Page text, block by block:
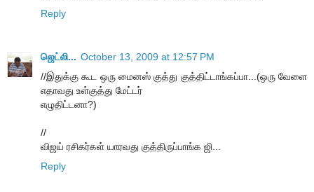
Reply
ஜெட்லி... October 13, 2009 at 12:57 PM
//இதுக்கு கூட ஒரு மைனஸ் குத்து குத்திட்டாங்கப்பா...(ஒரு வேளை
எதாவது உள்குத்து மேட்டர்
எழுதிட்டனா?)
//
விஜய் ரசிகர்கள் யாரவது குத்திருப்பாங்க ஜி...
Reply